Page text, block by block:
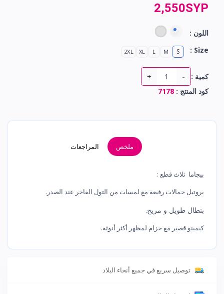
2,550SYP
اللون :
Size :
S
M
L
XL
2XL
كمية : -
+
كود المنتج : 7178
ملخص المراجعات
بيجاما ثلاث قطع :
بروتيل حمالات رفيعة مع لمسات من التول الفاخر عند الصدر.
بنطال طويل و مريح.
كيمينو قصير مع حزام لمظهر أكثر أنوثة.
توصيل سريع في جميع أنحاء البلاد